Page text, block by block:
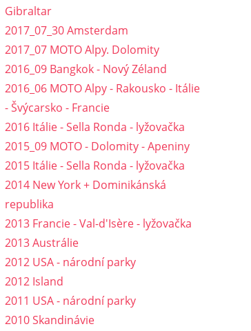
Gibraltar
2017_07_30 Amsterdam
2017_07 MOTO Alpy. Dolomity
2016_09 Bangkok - Nový Zéland
2016_06 MOTO Alpy - Rakousko - Itálie
- Švýcarsko - Francie
2016 Itálie - Sella Ronda - lyžovačka
2015_09 MOTO - Dolomity - Apeniny
2015 Itálie - Sella Ronda - lyžovačka
2014 New York + Dominikánská
republika
2013 Francie - Val-d'Isère - lyžovačka
2013 Austrálie
2012 USA - národní parky
2012 Island
2011 USA - národní parky
2010 Skandinávie